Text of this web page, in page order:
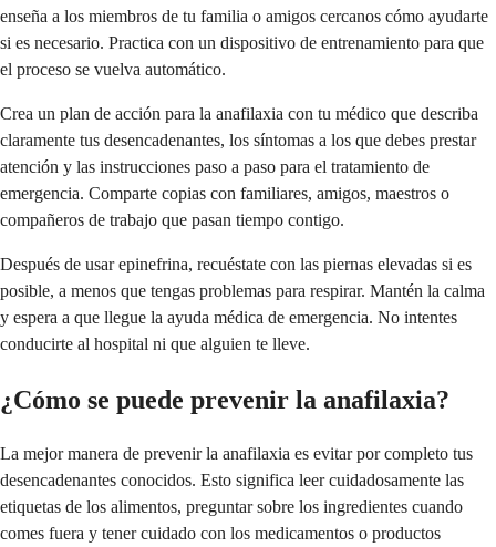
enseña a los miembros de tu familia o amigos cercanos cómo ayudarte
si es necesario. Practica con un dispositivo de entrenamiento para que
el proceso se vuelva automático.
Crea un plan de acción para la anafilaxia con tu médico que describa
claramente tus desencadenantes, los síntomas a los que debes prestar
atención y las instrucciones paso a paso para el tratamiento de
emergencia. Comparte copias con familiares, amigos, maestros o
compañeros de trabajo que pasan tiempo contigo.
Después de usar epinefrina, recuéstate con las piernas elevadas si es
posible, a menos que tengas problemas para respirar. Mantén la calma
y espera a que llegue la ayuda médica de emergencia. No intentes
conducirte al hospital ni que alguien te lleve.
¿Cómo se puede prevenir la anafilaxia?
La mejor manera de prevenir la anafilaxia es evitar por completo tus
desencadenantes conocidos. Esto significa leer cuidadosamente las
etiquetas de los alimentos, preguntar sobre los ingredientes cuando
comes fuera y tener cuidado con los medicamentos o productos